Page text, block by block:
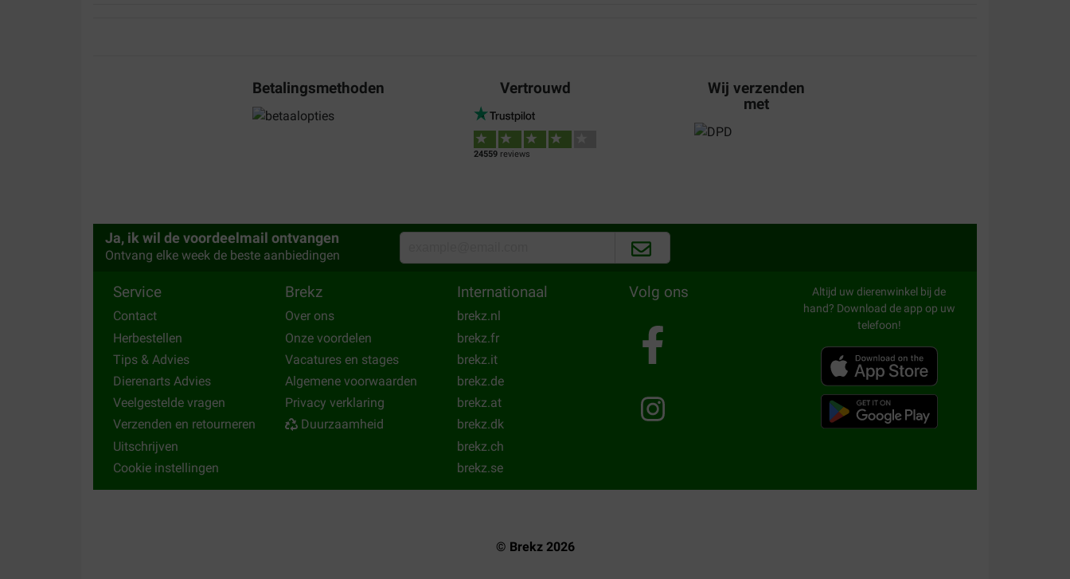
Translate to English
Een van de betere soorten droogvoer voor je hond. Veel vlees en weinig
toegvoegde (nutteloze) producten.
Translate to English
06-01-2024
Helemaal prima! We hadden hier al ervaring mee.
Translate to English
Betalingsmethoden Vertrouwd
24559reviews
Wij verzenden
met
Ja, ik wil de voordeelmail ontvangen
Ontvang elke week de beste aanbiedingen
Service
Contact
Herbestellen
Tips & Advies
Dierenarts Advies
Veelgestelde vragen
Verzenden en retourneren
Uitschrijven
Cookie instellingen
Brekz
Over ons
Onze voordelen
Vacatures en stages
Algemene voorwaarden
Privacy verklaring
Duurzaamheid
Internationaal
brekz.nl
brekz.fr
brekz.it
brekz.de
brekz.at
brekz.dk
brekz.ch
brekz.se
Volg ons
Altijd uw dierenwinkel bij de
hand? Download de app op uw
telefoon!
© Brekz 2026